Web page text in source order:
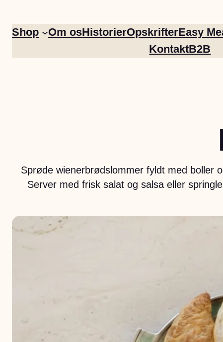
Shop
Aroma/
Om osHistorierOpskrifterEasy
KontaktB2B
Sprøde wienerbrødslommer fyldt med boller
Server med frisk salat og salsa eller